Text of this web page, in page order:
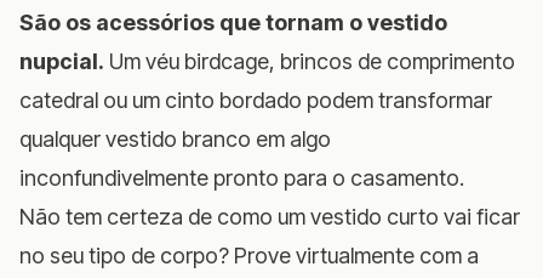
São os acessórios que tornam o vestido
nupcial. Um véu birdcage, brincos de comprimento
catedral ou um cinto bordado podem transformar
qualquer vestido branco em algo
inconfundivelmente pronto para o casamento.
Não tem certeza de como um vestido curto vai ficar
no seu tipo de corpo? Prove virtualmente com a